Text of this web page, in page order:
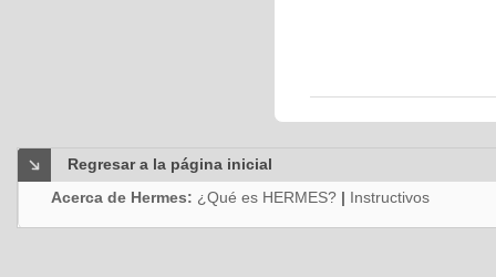
Regresar a la página inicial
Acerca de Hermes: ¿Qué es HERMES? | Instructivos